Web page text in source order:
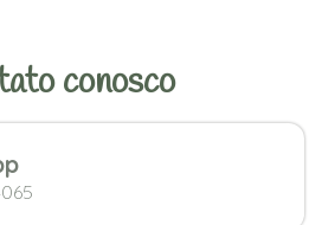
conosco